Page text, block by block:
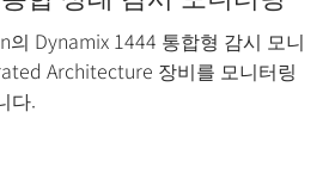
Dynamix 1444 통합형 감시 모니
Architecture 장비를 모니터링
다.